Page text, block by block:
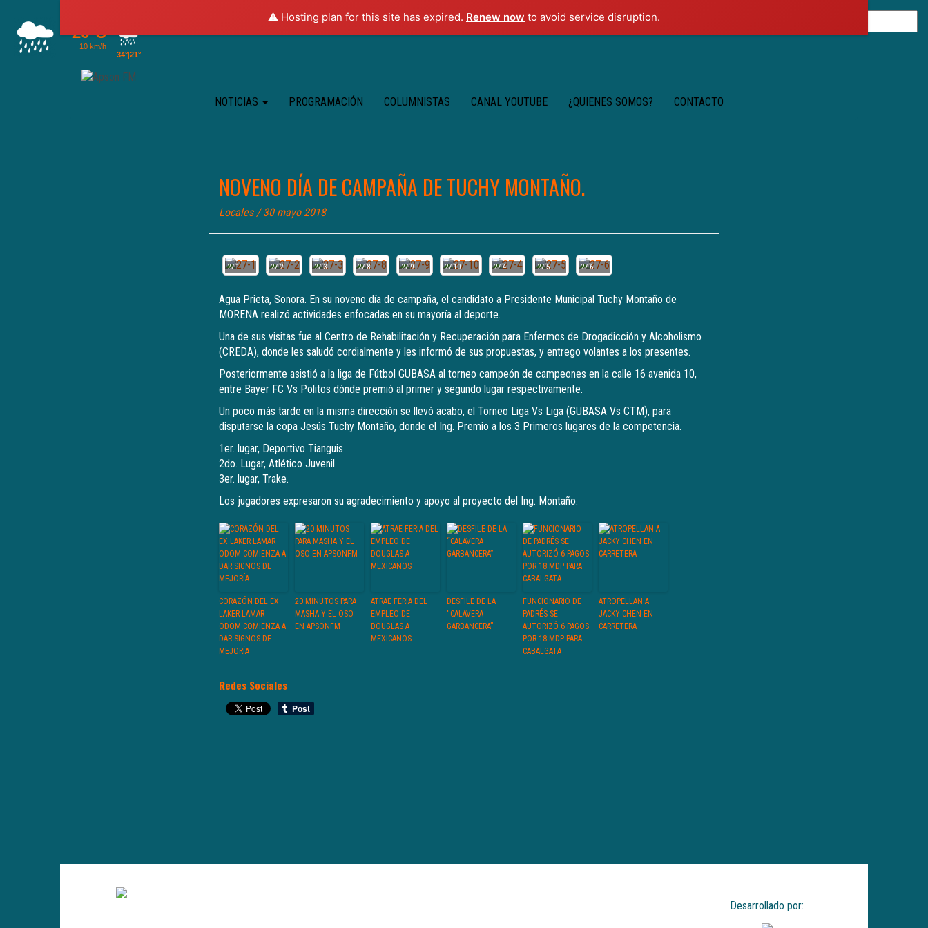
⚠️ Hosting plan for this site has expired. Renew now to avoid service disruption.
NOTICIAS PROGRAMACIÓN COLUMNISTAS CANAL YOUTUBE ¿QUIENES SOMOS? CONTACTO
NOVENO DÍA DE CAMPAÑA DE TUCHY MONTAÑO.
Locales/ 30 mayo 2018
27-1 27-2 27-3 27-8 27-9 27-10 27-4 27-5 27-6
Agua Prieta, Sonora. En su noveno día de campaña, el candidato a Presidente Municipal Tuchy Montaño de
MORENA realizó actividades enfocadas en su mayoría al deporte.
Una de sus visitas fue al Centro de Rehabilitación y Recuperación para Enfermos de Drogadicción y Alcoholismo
(CREDA), donde les saludó cordialmente y les informó de sus propuestas, y entrego volantes a los presentes.
Posteriormente asistió a la liga de Fútbol GUBASA al torneo campeón de campeones en la calle 16 avenida 10,
entre Bayer FC Vs Politos dónde premió al primer y segundo lugar respectivamente.
Un poco más tarde en la misma dirección se llevó acabo, el Torneo Liga Vs Liga (GUBASA Vs CTM), para
disputarse la copa Jesús Tuchy Montaño, donde el Ing. Premio a los 3 Primeros lugares de la competencia.
1er. lugar, Deportivo Tianguis
2do. Lugar, Atlético Juvenil
3er. lugar, Trake.
Los jugadores expresaron su agradecimiento y apoyo al proyecto del Ing. Montaño.
CORAZÓN DEL EX
LAKER LAMAR
ODOM COMIENZA A
DAR SIGNOS DE
MEJORÍA
20 MINUTOS PARA
MASHA Y EL OSO
EN APSONFM
ATRAE FERIA DEL
EMPLEO DE
DOUGLAS A
MEXICANOS
DESFILE DE LA
“CALAVERA
GARBANCERA”
FUNCIONARIO DE
PADRÉS SE
AUTORIZÓ 6 PAGOS
POR 18 MDP PARA
CABALGATA
ATROPELLAN A
JACKY CHEN EN
CARRETERA
Redes Sociales
Desarrollado por: